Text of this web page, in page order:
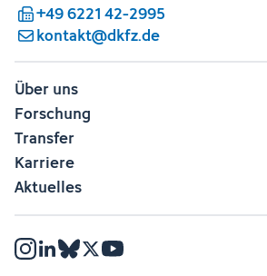
+49 6221 42-2995
kontakt@dkfz.de
Über uns
Forschung
Transfer
Karriere
Aktuelles